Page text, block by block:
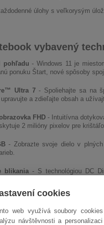
cookies
web využívá soubory
návštěvnosti a
úlohy s veľkorysým
vybavený
pohľadu - Windows 11 je
ponuku Štart, nové spôsoby
Ultra 7- Spoliehajte sa na
a zdieľajte obsah a
FHD- Intuitívna
2 milióny pixelov pre
- Zobrazte svoje dielo v plných
blikania- S technológiou DC
môžeme eliminovať blikanie
16:9 - Pomer strán 16:9
Windows s klávesou Copilot
-